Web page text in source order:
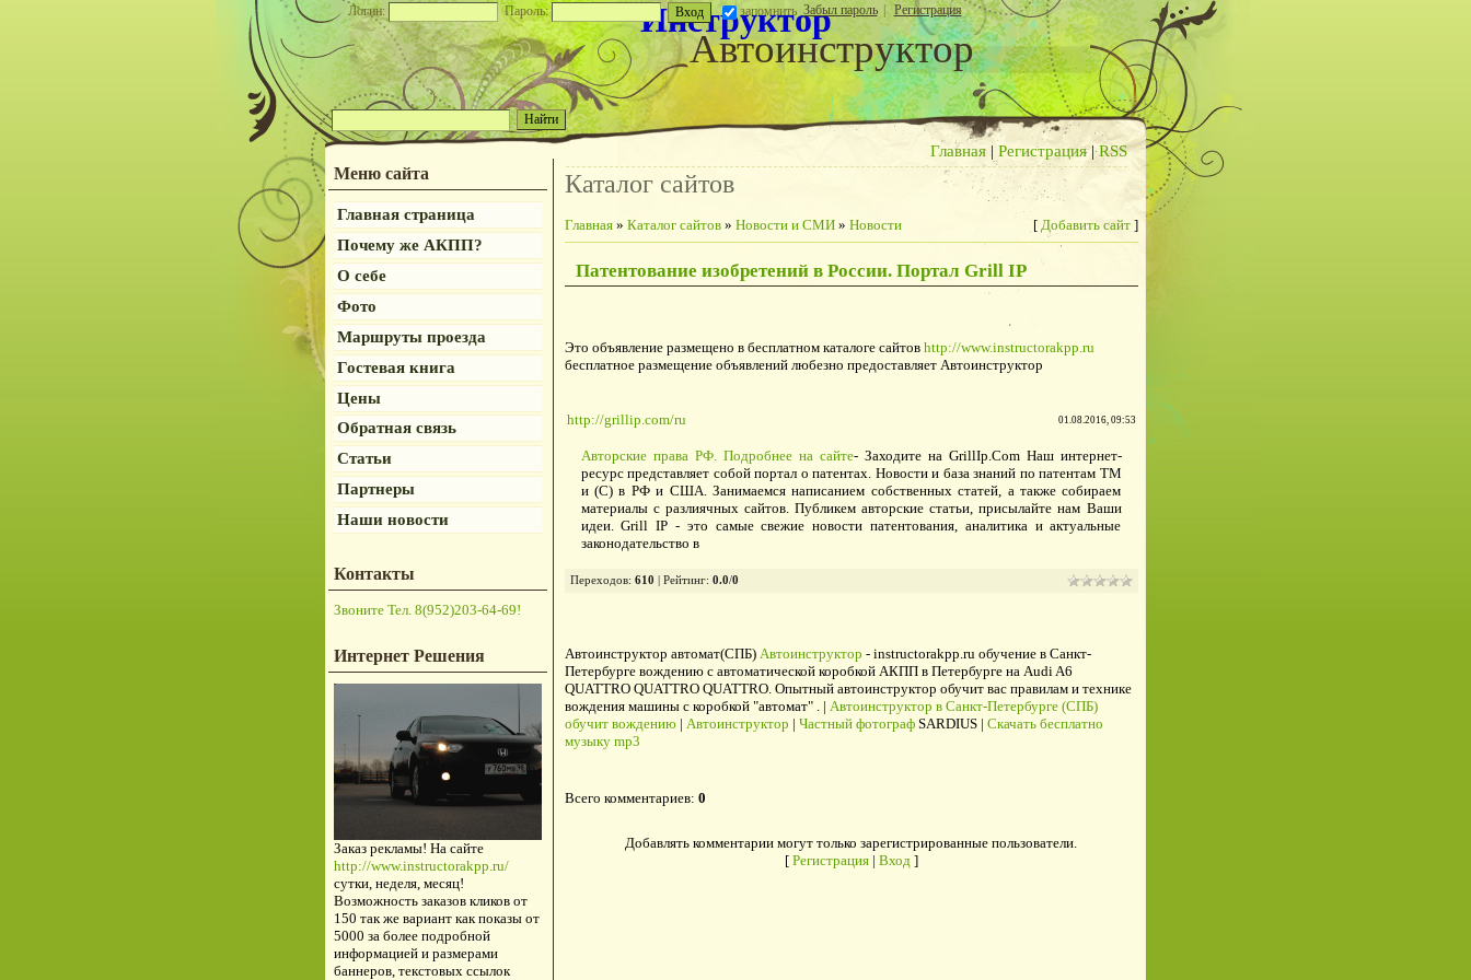
Логин: Пароль: запомнить Забыл пароль | Регистрация
Автоинструктор
Инструктор
Главная| Регистрация|RSS
Меню сайта
Главная страница
Почему же АКПП?
О себе
Фото
Маршруты проезда
Гостевая книга
Цены
Обратная связь
Статьи
Партнеры
Наши новости
Контакты
Звоните Тел. 8(952)203-64-69!
Интернет Решения
Заказ рекламы! На сайте
http://www.instructorakpp.ru/
сутки, неделя, месяц!
Возможность заказов кликов от
150 так же вариант как показы от
5000 за более подробной
информацией и размерами
баннеров, текстовых ссылок
Каталог сайтов
Главная» Каталог сайтов» Новости и СМИ» Новости [ Добавить сайт]
Патентование изобретений в России. Портал Grill IP
Это объявление размещено в бесплатном каталоге сайтов http://www.instructorakpp.ru
бесплатное размещение объявлений любезно предоставляет Автоинструктор
http://grillip.com/ru 01.08.2016, 09:53
Авторские права РФ. Подробнее на сайте- Заходите на GrillIp.Com Наш интернет-
ресурс представляет собой портал о патентах. Новости и база знаний по патентам ТМ
и (С) в РФ и США. Занимаемся написанием собственных статей, а также собираем
материалы с разлиячных сайтов. Публикем авторские статьи, присылайте нам Ваши
идеи. Grill IP - это самые свежие новости патентования, аналитика и актуальные
законодательство в
Переходов: 610 Рейтинг: 0.0/0
Автоинструктор автомат(СПБ) Автоинструктор - instructorakpp.ru обучение в Санкт-
Петербурге вождению с автоматической коробкой АКПП в Петербурге на Audi A6
QUATTRO QUATTRO QUATTRO. Опытный автоинструктор обучит вас правилам и технике
вождения машины с коробкой "автомат" . | Автоинструктор в Санкт-Петербурге (СПБ)
обучит вождению| Автоинструктор | Частный фотографSARDIUS | Скачать бесплатно
музыку mp3
Всего комментариев: 0
Добавлять комментарии могут только зарегистрированные пользователи.
[ Регистрация| Вход]